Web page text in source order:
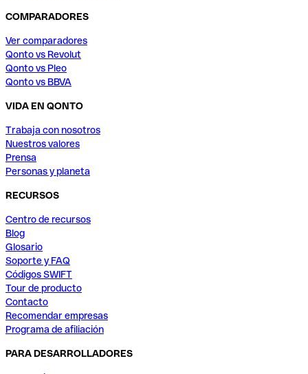
COMPARADORES
Ver comparadores
Qonto vs Revolut
Qonto vs Pleo
Qonto vs BBVA
VIDA EN QONTO
Trabaja con nosotros
Nuestros valores
Prensa
Personas y planeta
RECURSOS
Centro de recursos
Blog
Glosario
Soporte y FAQ
Códigos SWIFT
Tour de producto
Contacto
Recomendar empresas
Programa de afiliación
PARA DESARROLLADORES